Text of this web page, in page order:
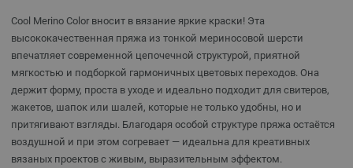
Cool Merino Color вносит в вязание яркие краски! Эта
высококачественная пряжа из тонкой мериносовой шерсти
впечатляет современной цепочечной структурой, приятной
мягкостью и подборкой гармоничных цветовых переходов. Она
держит форму, проста в уходе и идеально подходит для свитеров,
жакетов, шапок или шалей, которые не только удобны, но и
притягивают взгляды. Благодаря особой структуре пряжа остаётся
воздушной и при этом согревает — идеальна для креативных
вязаных проектов с живым, выразительным эффектом.